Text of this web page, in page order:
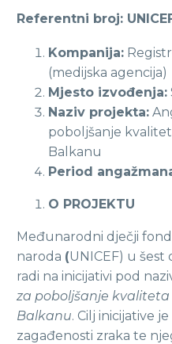
Referentni broj:
Kompanija:
(medijska agencija)
Mjesto izvođenja:
Naziv projekta:
poboljšanje
Balkanu
Period
O PROJEKTU
Međunarodni dječji
naroda (UNICEF) u šest
radi na inicijativi pod
za poboljšanje
Balkanu. Cilj inicijative
zagađenosti zraka te